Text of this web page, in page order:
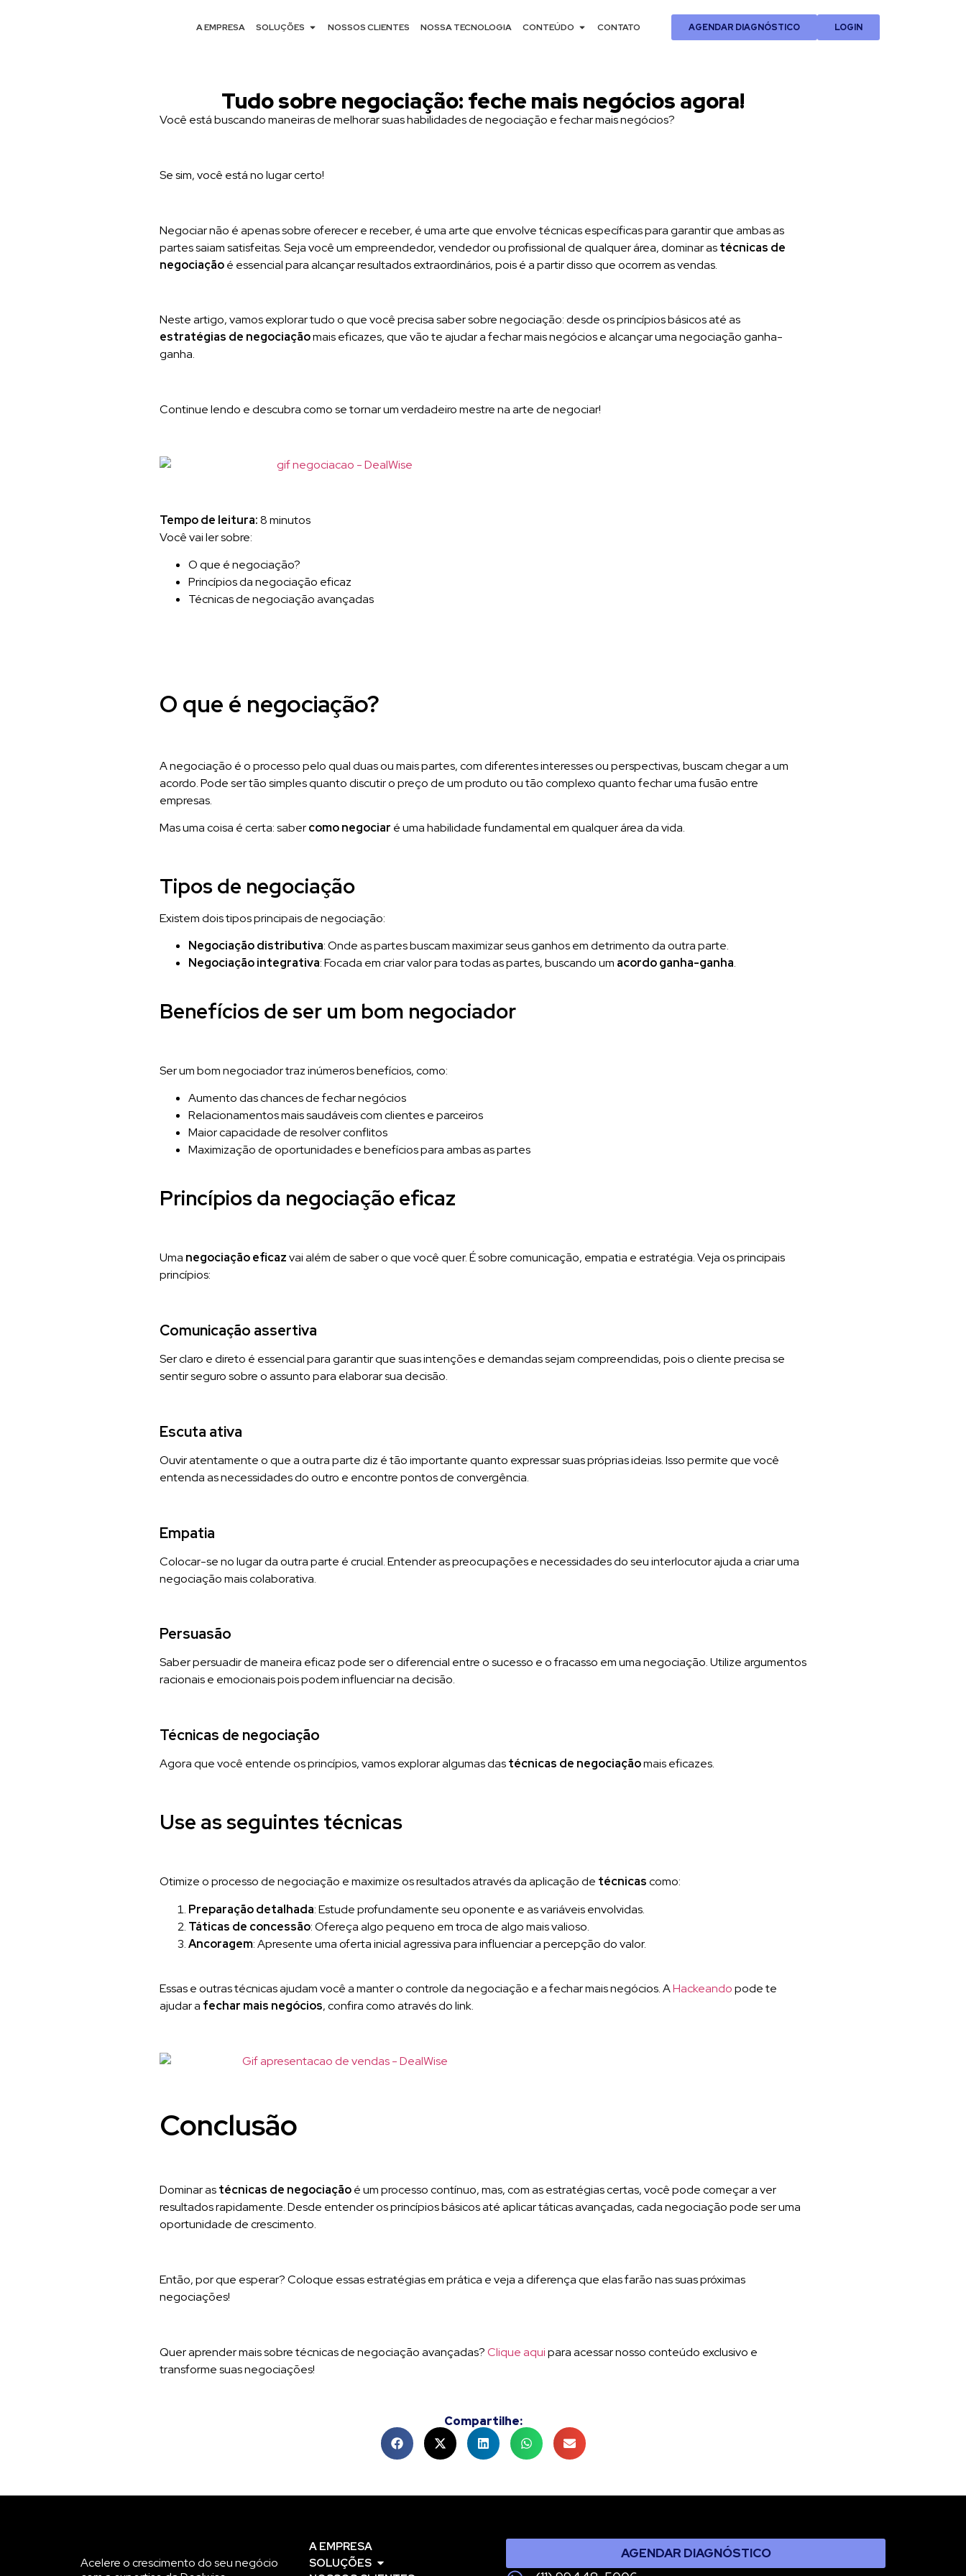
A EMPRESA SOLUÇÕES NOSSOS CLIENTES NOSSA TECNOLOGIA CONTEÚDO CONTATO AGENDAR DIAGNÓSTICO LOGIN
Tudo sobre negociação: feche mais negócios agora!
Você está buscando maneiras de melhorar suas habilidades de negociação e fechar mais negócios?
Se sim, você está no lugar certo!
Negociar não é apenas sobre oferecer e receber, é uma arte que envolve técnicas específicas para garantir que ambas as
partes saiam satisfeitas. Seja você um empreendedor, vendedor ou profissional de qualquer área, dominar astécnicas de
negociaçãoé essencial para alcançar resultados extraordinários, pois é a partir disso que ocorrem as vendas.
Neste artigo, vamos explorar tudo o que você precisa saber sobre negociação: desde os princípios básicos até as
estratégias de negociaçãomais eficazes, que vão te ajudar a fechar mais negócios e alcançar uma negociação ganha-
ganha.
Continue lendo e descubra como se tornar um verdadeiro mestre na arte de negociar!
Tempo de leitura:8 minutos
Você vai ler sobre:
O que é negociação?
Princípios da negociação eficaz
Técnicas de negociação avançadas
O que é negociação?
A negociação é o processo pelo qual duas ou mais partes, com diferentes interesses ou perspectivas, buscam chegar a um
acordo. Pode ser tão simples quanto discutir o preço de um produto ou tão complexo quanto fechar uma fusão entre
empresas.
Mas uma coisa é certa: sabercomo negociar é uma habilidade fundamental em qualquer área da vida.
Tipos de negociação
Existem dois tipos principais de negociação:
Negociação distributiva: Onde as partes buscam maximizar seus ganhos em detrimento da outra parte.
Negociação integrativa: Focada em criar valor para todas as partes, buscando um acordo ganha-ganha.
Benefícios de ser um bom negociador
Ser um bom negociador traz inúmeros benefícios, como:
Aumento das chances de fechar negócios
Relacionamentos mais saudáveis com clientes e parceiros
Maior capacidade de resolver conflitos
Maximização de oportunidades e benefícios para ambas as partes
Princípios da negociação eficaz
Uma negociação eficazvai além de saber o que você quer. É sobre comunicação, empatia e estratégia. Veja os principais
princípios:
Comunicação assertiva
Ser claro e direto é essencial para garantir que suas intenções e demandas sejam compreendidas, pois o cliente precisa se
sentir seguro sobre o assunto para elaborar sua decisão.
Escuta ativa
Ouvir atentamente o que a outra parte diz é tão importante quanto expressar suas próprias ideias. Isso permite que você
entenda as necessidades do outro e encontre pontos de convergência.
Empatia
Colocar-se no lugar da outra parte é crucial. Entender as preocupações e necessidades do seu interlocutor ajuda a criar uma
negociação mais colaborativa.
Persuasão
Saber persuadir de maneira eficaz pode ser o diferencial entre o sucesso e o fracasso em uma negociação. Utilize argumentos
racionais e emocionais pois podem influenciar na decisão.
Técnicas de negociação
Agora que você entende os princípios, vamos explorar algumas dastécnicas de negociaçãomais eficazes.
Use as seguintes técnicas
Otimize o processo de negociação e maximize os resultados através da aplicação de técnicascomo:
Preparação detalhada: Estude profundamente seu oponente e as variáveis envolvidas.
Táticas de concessão: Ofereça algo pequeno em troca de algo mais valioso.
Ancoragem: Apresente uma oferta inicial agressiva para influenciar a percepção do valor.
Essas e outras técnicas ajudam você a manter o controle da negociação e a fechar mais negócios. AHackeandopode te
ajudar a fechar mais negócios, confira como através do link.
Conclusão
Dominar astécnicas de negociaçãoé um processo contínuo, mas, com as estratégias certas, você pode começar a ver
resultados rapidamente. Desde entender os princípios básicos até aplicar táticas avançadas, cada negociação pode ser uma
oportunidade de crescimento.
Então, por que esperar? Coloque essas estratégias em prática e veja a diferença que elas farão nas suas próximas
negociações!
Quer aprender mais sobre técnicas de negociação avançadas?Clique aquipara acessar nosso conteúdo exclusivo e
transforme suas negociações!
Compartilhe:
Acelere o crescimento do seu negócio
A EMPRESA
SOLUÇÕES
AGENDAR DIAGNÓSTICO